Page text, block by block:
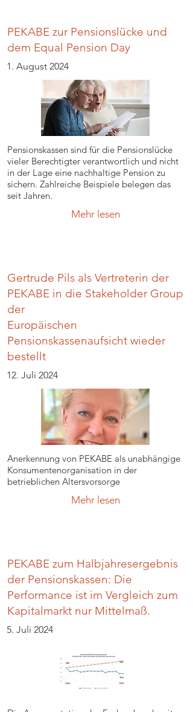
PEKABE zur Pensionslücke und
dem Equal Pension Day
1. August 2024
Pensionskassen sind für die Pensionslücke
vieler Berechtigter verantwortlich und nicht
in der Lage eine nachhaltige Pension zu
sichern. Zahlreiche Beispiele belegen das
seit Jahren.
Mehr lesen
Gertrude Pils als Vertreterin der
PEKABE in die Stakeholder Group
der
Europäischen
Pensionskassenaufsicht wieder
bestellt
12. Juli 2024
Anerkennung von PEKABE als unabhängige
Konsumentenorganisation in der
betrieblichen Altersvorsorge
Mehr lesen
PEKABE zum Halbjahresergebnis
der Pensionskassen: Die
Performance ist im Vergleich zum
Kapitalmarkt nur Mittelmaß.
5. Juli 2024